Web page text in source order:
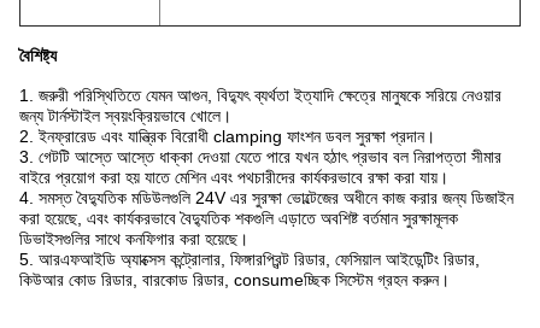
বৈশিষ্ট্য
1. জরুরী পরিস্থিতিতে যেমন আগুন, বিদ্যুৎ ব্যর্থতা ইত্যাদি ক্ষেত্রে মানুষকে সরিয়ে নেওয়ার
জন্য টার্নস্টাইল স্বয়ংক্রিয়ভাবে খোলে।
2. ইনফ্রারেড এবং যান্ত্রিক বিরোধী clamping ফাংশন ডবল সুরক্ষা প্রদান।
3. গেটটি আস্তে আস্তে ধাক্কা দেওয়া যেতে পারে যখন হঠাৎ প্রভাব বল নিরাপত্তা সীমার
বাইরে প্রয়োগ করা হয় যাতে মেশিন এবং পথচারীদের কার্যকরভাবে রক্ষা করা যায়।
4. সমস্ত বৈদ্যুতিক মডিউলগুলি 24V এর সুরক্ষা ভোল্টেজের অধীনে কাজ করার জন্য ডিজাইন
করা হয়েছে, এবং কার্যকরভাবে বৈদ্যুতিক শকগুলি এড়াতে অবশিষ্ট বর্তমান সুরক্ষামূলক
ডিভাইসগুলির সাথে কনফিগার করা হয়েছে।
5. আরএফআইডি অ্যাক্সেস কন্ট্রোলার, ফিঙ্গারপ্রিন্ট রিডার, ফেসিয়াল আইডেন্টিং রিডার,
কিউআর কোড রিডার, বারকোড রিডার, consumeচ্ছিক সিস্টেম গ্রহন করুন।